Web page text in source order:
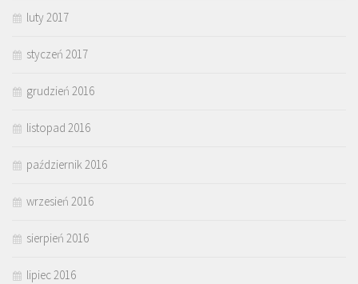
luty 2017
styczeń 2017
grudzień 2016
listopad 2016
październik 2016
wrzesień 2016
sierpień 2016
lipiec 2016